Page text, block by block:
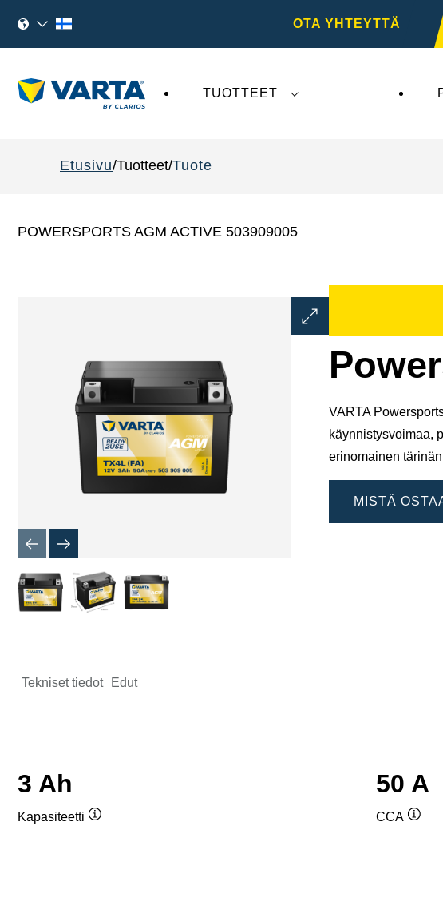
OTA YHTEYTTÄ
TUOTTEET
Etusivu Tuotteet Tuote
POWERSPORTS AGM ACTIVE 503909005
Avaa
kuvaikkuna
VARTA
käynnistysvoimaa,
erinomainen
MISTÄ
Tekniset tiedot Edut
3 Ah
Kapasiteetti
50 A
CCA